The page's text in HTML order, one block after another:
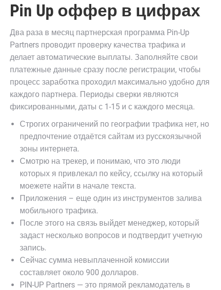
Pin Up оффер в цифрах
Два раза в месяц партнерская программа Pin-Up
Partners проводит проверку качества трафика и
делает автоматические выплаты. Заполняйте свои
платежные данные сразу после регистрации, чтобы
процесс заработка проходил максимально удобно для
каждого партнера. Периоды сверки являются
фиксированными, даты с 1-15 и с каждого месяца.
Строгих ограничений по географии трафика нет, но
предпочтение отдаётся сайтам из русскоязычной
зоны интернета.
Смотрю на трекер, и понимаю, что это люди
которых я привлекал по кейсу, ссылку на который
моежете найти в начале текста.
Приложения – еще один из инструментов залива
мобильного трафика.
После этого на связь выйдет менеджер, который
задаст несколько вопросов и подтвердит учетную
запись.
Сейчас сумма невыплаченной комиссии
составляет около 900 долларов.
PIN-UP Partners — это прямой рекламодатель в